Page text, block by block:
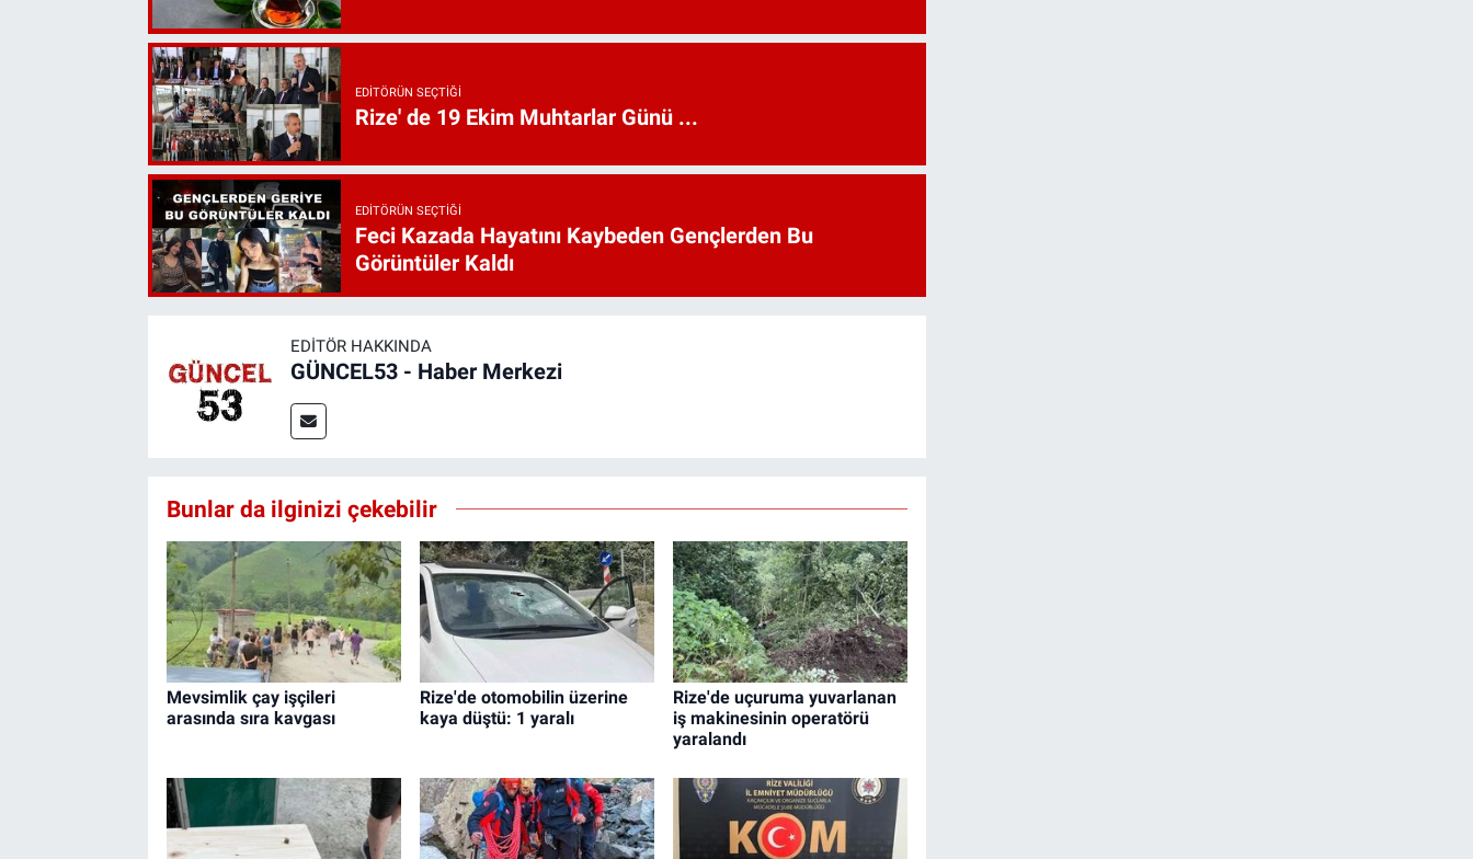
EDITÖRÜN SEÇTIĞI
Rize' de 19 Ekim Muhtarlar Günü ...
EDITÖRÜN SEÇTIĞI
Feci Kazada Hayatını Kaybeden Gençlerden Bu
Görüntüler Kaldı
EDITÖR HAKKINDA
GÜNCEL53 - Haber Merkezi
Bunlar da ilginizi çekebilir
Mevsimlik çay işçileri
arasında sıra kavgası
Rize'de otomobilin üzerine
kaya düştü: 1 yaralı
Rize'de uçuruma yuvarlanan
iş makinesinin operatörü
yaralandı